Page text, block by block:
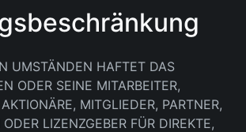
UMSTÄNDEN HAFTET DAS
ODER SEINE MITARBEITER,
MITGLIEDER, PARTNER,
LIZENZGEBER FÜR DIREKTE,